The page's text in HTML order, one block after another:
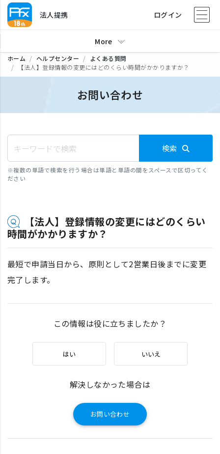
法人提携 ログイン
More
ホーム ヘルプセンター
よくある質問
【法人】登録情報の変更にはどのくらい時間がかかりますか？
お問い合わせ
検索
※複数の単語で検索を行う場合は単語と単語の間をスペースで区切ってく
ださい
【法人】登録情報の変更にはどのくらい
時間がかかりますか？
最短で申請当日から、原則として2営業日後までに変更
完了します。
この情報は役に立ちましたか？
はい いいえ
解決しなかった場合は
お問い合わせ